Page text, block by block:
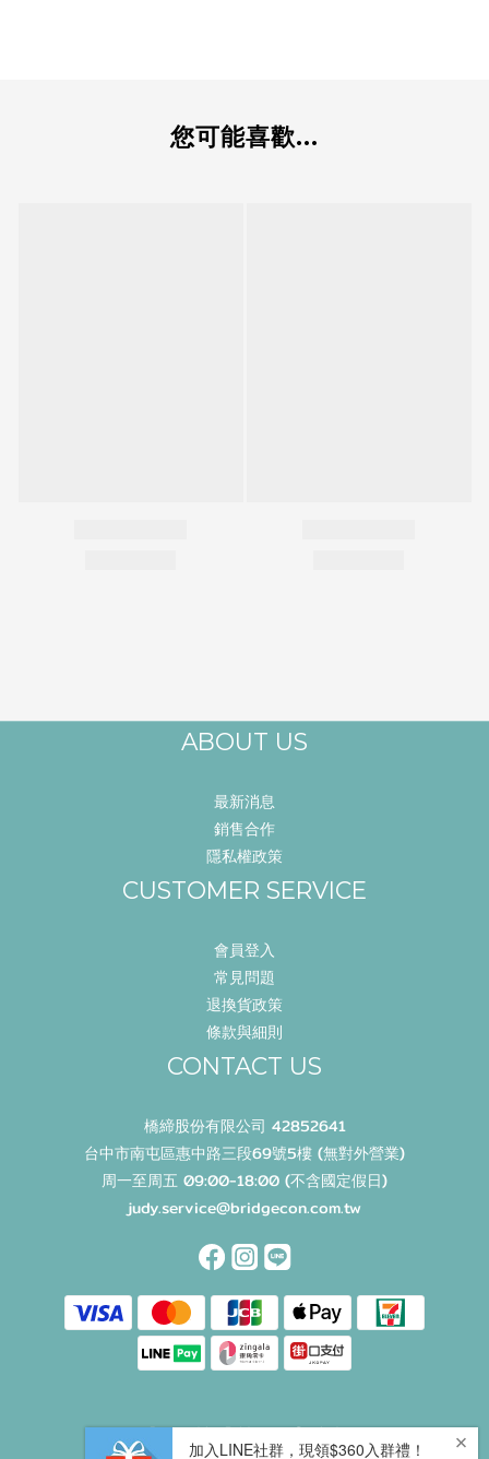
您可能喜歡...
ABOUT US
最新消息
銷售合作
隱私權政策
CUSTOMER SERVICE
會員登入
常見問題
退換貨政策
條款與細則
CONTACT US
橋締股份有限公司 42852641
台中市南屯區惠中路三段69號5樓 (無對外營業)
周一至周五 09:00-18:00 (不含國定假日)
judy.service@bridgecon.com.tw
Powered by Bridgecon Co., Ltd.